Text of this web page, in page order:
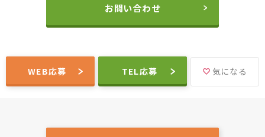
お問い合わせ
WEB応募 TEL応募 気になる